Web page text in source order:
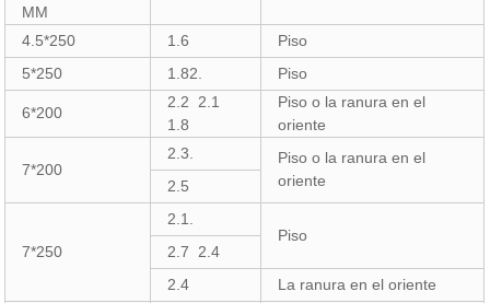
MM
4.5*250 1.6
Piso
5*250
1.82. Piso
6*200
2.2 2.1
1.8
Piso o la ranura en el
oriente
7*200
2.3.
Piso o la ranura en el
oriente
2.5
7*250
2.1.
Piso
2.7 2.4
2.4
La ranura en el oriente